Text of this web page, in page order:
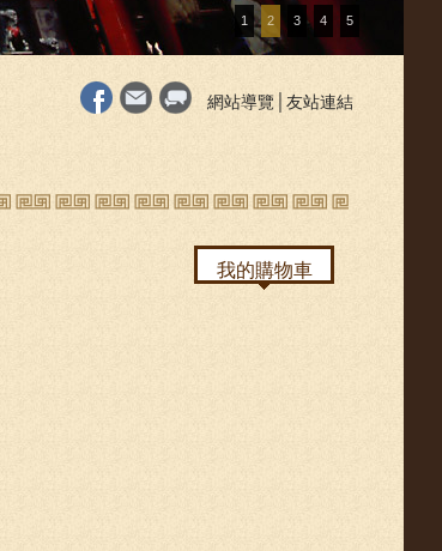
1 2 3 4 5
網站導覽 友站連結
我的購物車